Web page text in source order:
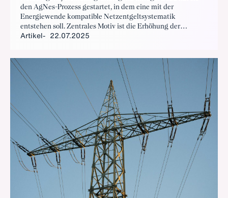
den AgNes-Prozess gestartet, in dem eine mit der
Energiewende kompatible Netzentgeltsystematik
entstehen soll. Zentrales Motiv ist die Erhöhung der
Flexibilität zur effizienteren Nutzung der Netze, was bereits
den Grundlinien und zum Status Quo der Debatte.
Artikel 22.07.2025